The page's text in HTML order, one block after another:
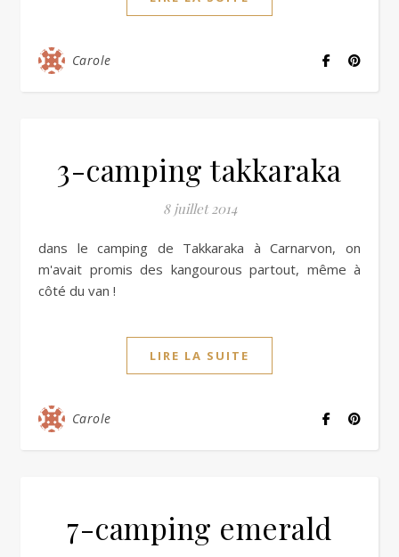
Carole
3-camping takkaraka
8 juillet 2014
dans le camping de Takkaraka à Carnarvon, on
m'avait promis des kangourous partout, même à
côté du van !
LIRE LA SUITE
Carole
7-camping emerald